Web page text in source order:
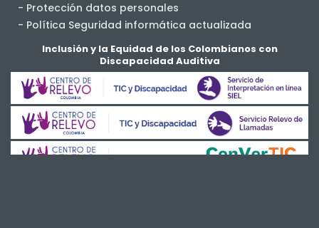
- Protección datos personales
- Política Seguridad informática actualizada
- Salud y Seguridad en el Trabajo
Inclusión y la Equidad de los Colombianos con
Discapacidad Auditiva